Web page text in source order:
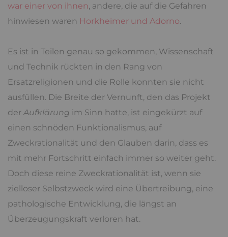
war einer von ihnen, andere, die auf die Gefahren
hinwiesen waren Horkheimer und Adorno.
Es ist in Teilen genau so gekommen, Wissenschaft
und Technik rückten in den Rang von
Ersatzreligionen und die Rolle konnten sie nicht
ausfüllen. Die Breite der Vernunft, den das Projekt
der Aufklärung im Sinn hatte, ist eingekürzt auf
einen schnöden Funktionalismus, auf
Zweckrationalität und den Glauben darin, dass es
mit mehr Fortschritt einfach immer so weiter geht.
Doch diese reine Zweckrationalität ist, wenn sie
zielloser Selbstzweck wird eine Übertreibung, eine
pathologische Entwicklung, die längst an
Überzeugungskraft verloren hat.